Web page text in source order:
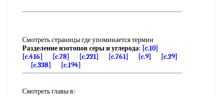
Смотреть страницы где упоминается термин
Разделение изотопов серы и углерода: [c.10]
[c.416]
[c.78] [c.221] [c.761] [c.9]
[c.29]
[c.338]
[c.194]
Смотреть главы в: